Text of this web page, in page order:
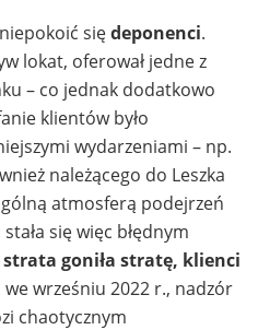
siędeponenci.
lokat, oferował jedne z
– co jednak dodatkowo
klientów było
wydarzeniami – np.
należącego do Leszka
atmosferą podejrzeń
się więc błędnym
goniła stratę, klienci
we wrześniu 2022 r., nadzór
chaotycznym